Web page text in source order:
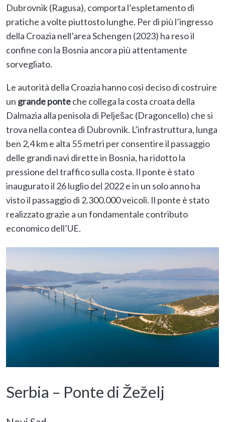
Dubrovnik (Ragusa), comporta l’espletamento di
pratiche a volte piuttosto lunghe. Per di più l’ingresso
della Croazia nell’area Schengen (2023) ha reso il
confine con la Bosnia ancora più attentamente
sorvegliato.
Le autorità della Croazia hanno così deciso di costruire
un grande ponteche collega la costa croata della
Dalmazia alla penisola di Pelješac (Dragoncello) che si
trova nella contea di Dubrovnik. L’infrastruttura, lunga
ben 2,4 km e alta 55 metri per consentire il passaggio
delle grandi navi dirette in Bosnia, ha ridotto la
pressione del traffico sulla costa. Il ponte è stato
inaugurato il 26 luglio del 2022 e in un solo anno ha
visto il passaggio di 2.300.000 veicoli. Il ponte è stato
realizzato grazie a un fondamentale contributo
economico dell’UE.
Serbia – Ponte di Žeželj